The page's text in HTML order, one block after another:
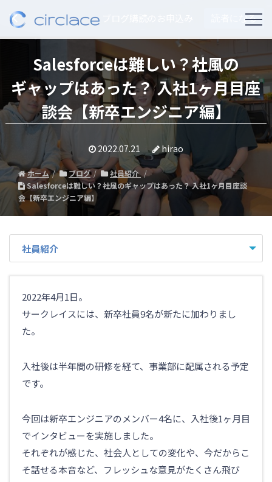
読者になる
Salesforceは難しい？社風の
ギャップはあった？ 入社1ヶ月目座
談会【新卒エンジニア編】
2022.07.21 hirao
ホーム ブログ
社員紹介
Salesforceは難しい？社風のギャップはあった？ 入社1ヶ月目座談
会【新卒エンジニア編】
社員紹介
ITトピックス
Agave
Agaveイベント
Salesforce
Salesforce開発
Salesforce運用
Salesforceを学ぶ
2022年4月1日。
サークレイスには、新卒社員9名が新たに加わりまし
た。
入社後は半年間の研修を経て、事業部に配属される予定
です。
今回は新卒エンジニアのメンバー4名に、入社後1ヶ月目
でインタビューを実施しました。
それぞれが感じた、社会人としての変化や、今だからこ
そ話せる本音など、フレッシュな意見がたくさん飛び